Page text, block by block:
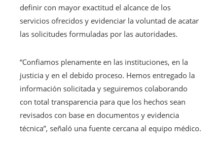
definir con mayor exactitud el alcance de los
servicios ofrecidos y evidenciar la voluntad de acatar
las solicitudes formuladas por las autoridades.
“Confiamos plenamente en las instituciones, en la
justicia y en el debido proceso. Hemos entregado la
información solicitada y seguiremos colaborando
con total transparencia para que los hechos sean
revisados con base en documentos y evidencia
técnica”, señaló una fuente cercana al equipo médico.